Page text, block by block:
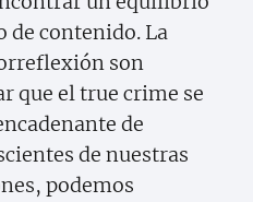
de contenido. La
son
que el true crime se
de
de nuestras
podemos